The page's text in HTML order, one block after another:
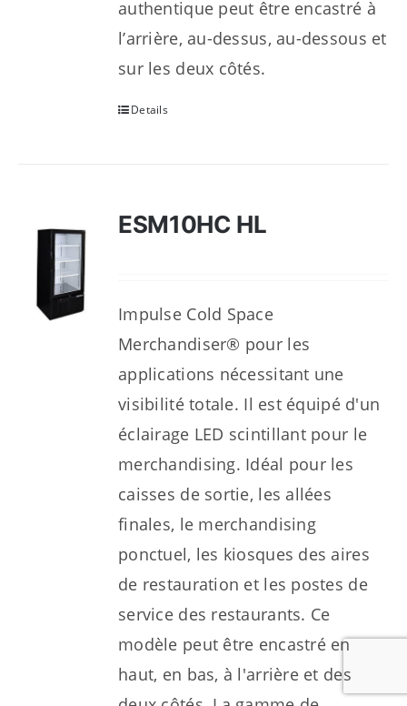
authentique peut être encastré à
l’arrière, au-dessus, au-dessous et
sur les deux côtés.
Details
ESM10HC HL
Impulse Cold Space
Merchandiser® pour les
applications nécessitant une
visibilité totale. Il est équipé d'un
éclairage LED scintillant pour le
merchandising. Idéal pour les
caisses de sortie, les allées
finales, le merchandising
ponctuel, les kiosques des aires
de restauration et les postes de
service des restaurants. Ce
modèle peut être encastré en
haut, en bas, à l'arrière et des